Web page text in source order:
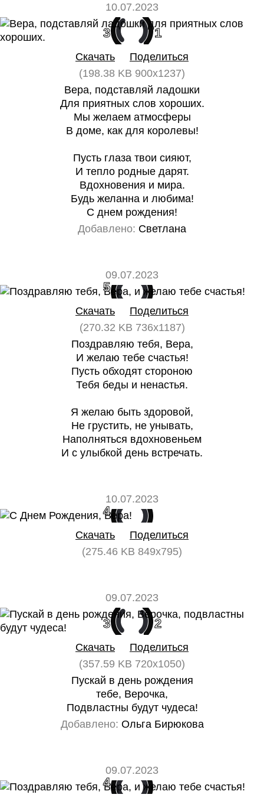
10.07.2023
3 1
Скачать
Поделиться
(198.38 KB 900x1237)
Вера, подставляй ладошки
Для приятных слов хороших.
Мы желаем атмосферы
В доме, как для королевы!
Пусть глаза твои сияют,
И тепло родные дарят.
Вдохновения и мира.
Будь желанна и любима!
С днем рождения!
Добавлено: Светлана
09.07.2023
5 0
Скачать
Поделиться
(270.32 KB 736x1187)
Поздравляю тебя, Вера,
И желаю тебе счастья!
Пусть обходят стороною
Тебя беды и ненастья.
Я желаю быть здоровой,
Не грустить, не унывать,
Наполняться вдохновеньем
И с улыбкой день встречать.
10.07.2023
4
Скачать
Поделиться
(275.46 KB 849x795)
09.07.2023
3 2
Скачать
Поделиться
(357.59 KB 720x1050)
Пускай в день рождения
тебе, Верочка,
Подвластны будут чудеса!
Добавлено: Ольга Бирюкова
09.07.2023
4 0